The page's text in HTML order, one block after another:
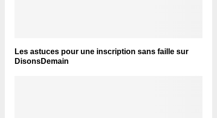
Les astuces pour une inscription sans faille sur
DisonsDemain